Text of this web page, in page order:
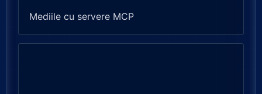
Mediile cu servere MCP